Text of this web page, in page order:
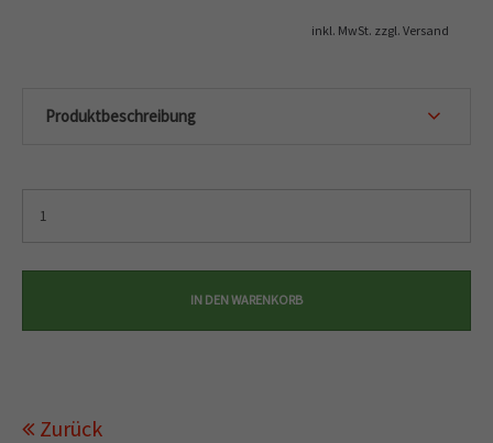
inkl. MwSt. zzgl. Versand
Produktbeschreibung
Zurück